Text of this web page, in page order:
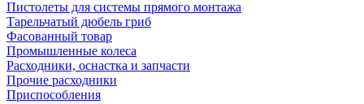
Пистолеты для системы прямого монтажа
Тарельчатый дюбель гриб
Фасованный товар
Промышленные колеса
Расходники, оснастка и запчасти
Прочие расходники
Приспособления